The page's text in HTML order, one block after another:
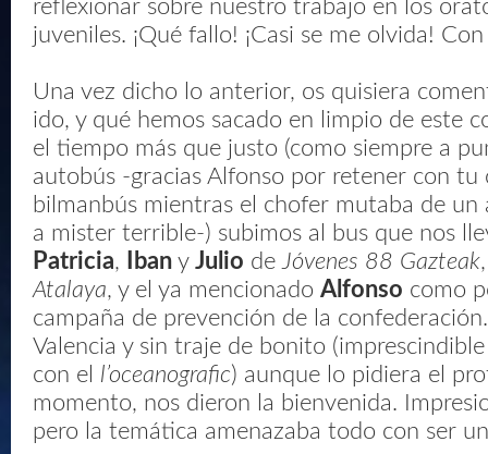
reflexionar sobre nuestro trabajo en los
juveniles. ¡Qué fallo! ¡Casi se me olvida!
Una vez dicho lo anterior, os quisiera
ido, y qué hemos sacado en limpio de este
el tiempo más que justo (como siempre a
autobús -gracias Alfonso por retener con tu
bilmanbús mientras el chofer mutaba de un
a mister terrible-) subimos al bus que nos
Patricia, Iban y Julio de Jóvenes 88 Gazteak
Atalaya, y el ya mencionado Alfonso como
campaña de prevención de la
Valencia y sin traje de bonito
con el l’oceanografic) aunque lo pidiera el
momento, nos dieron la bienvenida.
pero la temática amenazaba todo con ser